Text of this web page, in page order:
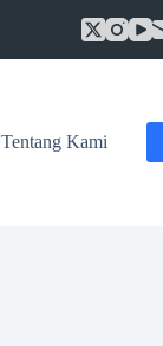
Tentang Kami